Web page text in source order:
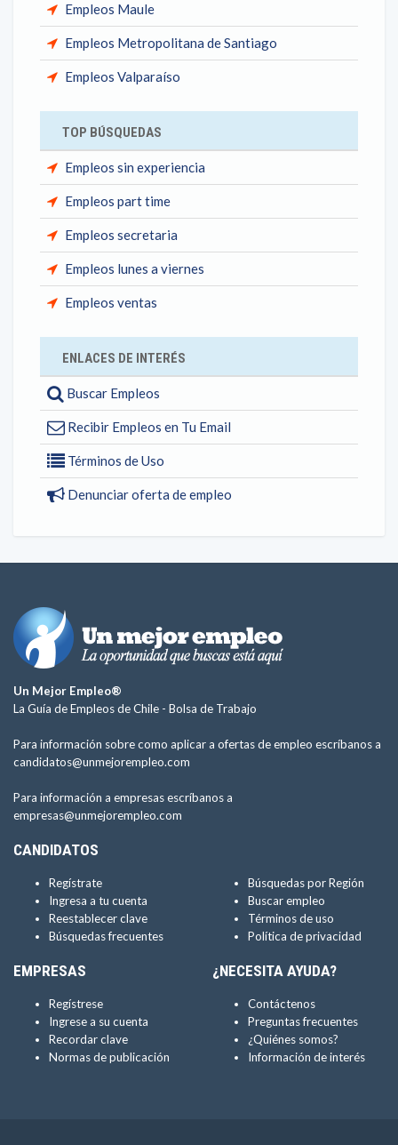
Empleos Maule
Empleos Metropolitana de Santiago
Empleos Valparaíso
TOP BÚSQUEDAS
Empleos sin experiencia
Empleos part time
Empleos secretaria
Empleos lunes a viernes
Empleos ventas
ENLACES DE INTERÉS
Buscar Empleos
Recibir Empleos en Tu Email
Términos de Uso
Denunciar oferta de empleo
Un Mejor Empleo®
La Guía de Empleos de Chile - Bolsa de Trabajo
Para información sobre como aplicar a ofertas de empleo escríbanos a
candidatos@unmejorempleo.com
Para información a empresas escríbanos a
empresas@unmejorempleo.com
CANDIDATOS
Regístrate
Ingresa a tu cuenta
Reestablecer clave
Búsquedas frecuentes
Búsquedas por Región
Buscar empleo
Términos de uso
Política de privacidad
EMPRESAS
Regístrese
Ingrese a su cuenta
Recordar clave
Normas de publicación
¿NECESITA AYUDA?
Contáctenos
Preguntas frecuentes
¿Quiénes somos?
Información de interés